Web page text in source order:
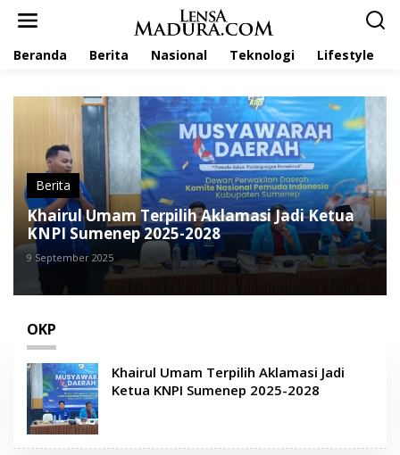
Beranda Berita Nasional Teknologi Lifestyle
Berita
Khairul Umam Terpilih Aklamasi Jadi Ketua
KNPI Sumenep 2025-2028
9 September 2025
OKP
Khairul Umam Terpilih Aklamasi Jadi
Ketua KNPI Sumenep 2025-2028